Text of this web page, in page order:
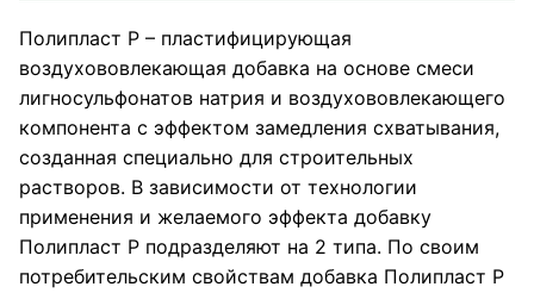
Полипласт Р – пластифицирующая
воздухововлекающая добавка на основе смеси
лигносульфонатов натрия и воздухововлекающего
компонента с эффектом замедления схватывания,
созданная специально для строительных
растворов. В зависимости от технологии
применения и желаемого эффекта добавку
Полипласт Р подразделяют на 2 типа. По своим
потребительским свойствам добавка Полипласт Р